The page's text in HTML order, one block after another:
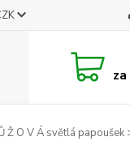
za
Ž O V Á světlá